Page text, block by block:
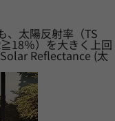
、太陽反射率（TS
％）を大きく上回
Reflectance (太